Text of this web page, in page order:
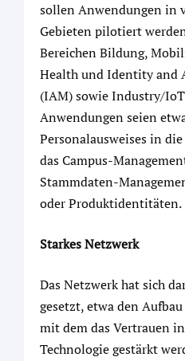
sollen Anwendungen in
Gebieten pilotiert
Bereichen Bildung,
Health und Identity and
(IAM) sowie Industry/
Anwendungen seien
Personalausweises in
das Campus-
Stammdaten-
oder Produktidentitäten.
Starkes Netzwerk
Das Netzwerk hat sich
gesetzt, etwa den
mit dem das Vertrauen
Technologie gestärkt